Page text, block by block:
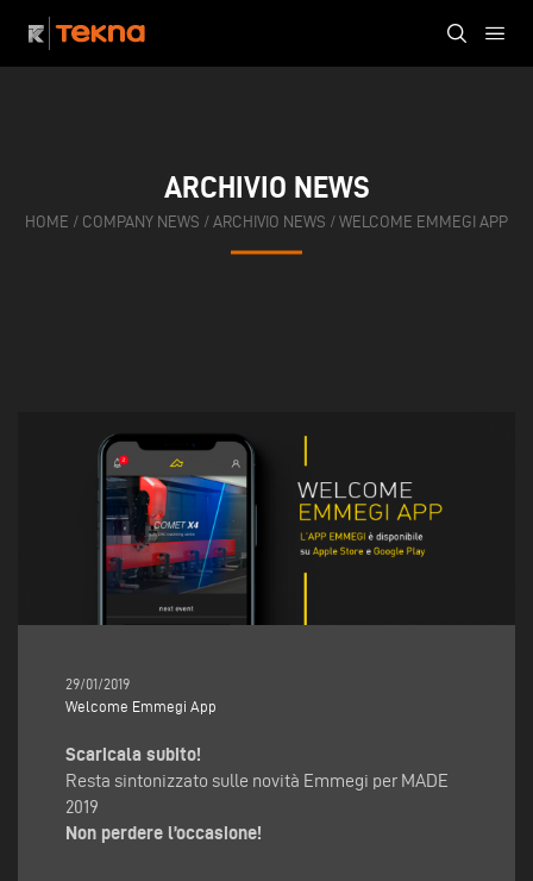
ARCHIVIO NEWS
HOME / COMPANY NEWS / ARCHIVIO NEWS / WELCOME EMMEGI APP
29/01/2019
Welcome Emmegi App
Scaricala subito!
Resta sintonizzato sulle novità Emmegi per MADE
2019
Non perdere l’occasione!